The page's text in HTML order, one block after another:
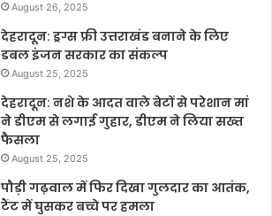
August 26, 2025
देहरादून: ड्रग्स फ्री उत्तराखंड बनाने के लिए
डबल इंजन सरकार का संकल्प
August 25, 2025
देहरादून: नशे के आदत वाले बेटों से परेशान मां
ने डीएम से लगाई गुहार, डीएम ने लिया सख्त
फैसला
August 25, 2025
पौड़ी गढ़वाल में फिर दिखा गुलदार का आतंक,
टैंट में घुसकर बच्चे पर हमला